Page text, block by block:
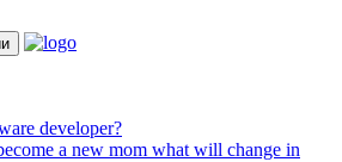
developer?
a new mom what will change in